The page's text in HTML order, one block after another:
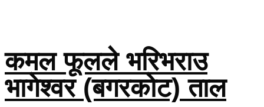
कमल फूलले भरिभराउ
भागेश्वर (बगरकोट) ताल